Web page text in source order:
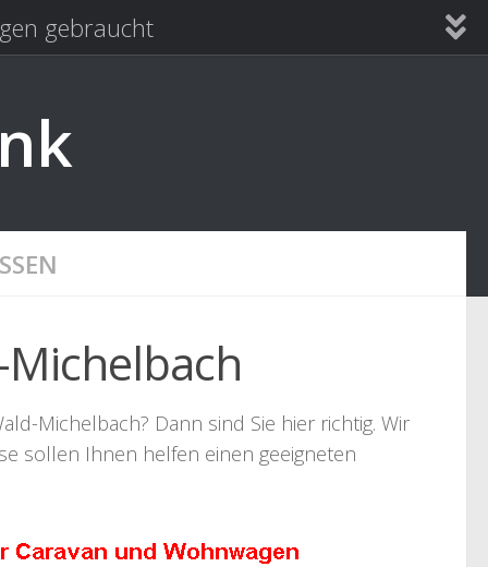
gebraucht
Michelbach? Dann sind Sie hier richtig. Wir
sollen Ihnen helfen einen geeigneten